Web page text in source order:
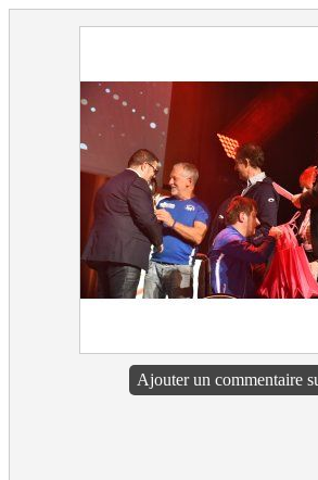
Ajouter un commentaire